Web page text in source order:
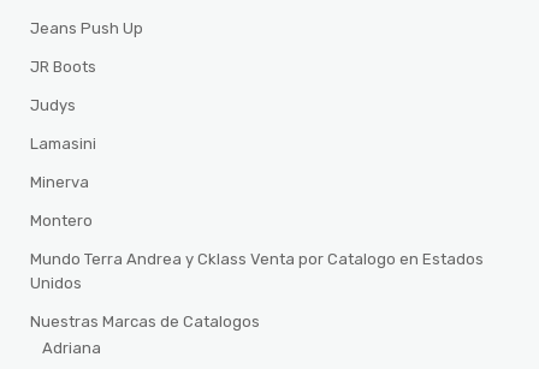
Jeans Push Up
JR Boots
Judys
Lamasini
Minerva
Montero
Mundo Terra Andrea y Cklass Venta por Catalogo en Estados
Unidos
Nuestras Marcas de Catalogos
Adriana